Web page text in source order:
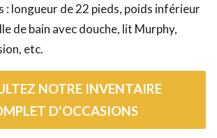
longueur de 22 pieds, poids inférieur
de bain avec douche, lit Murphy,
etc.
NOTRE INVENTAIRE
D'OCCASIONS